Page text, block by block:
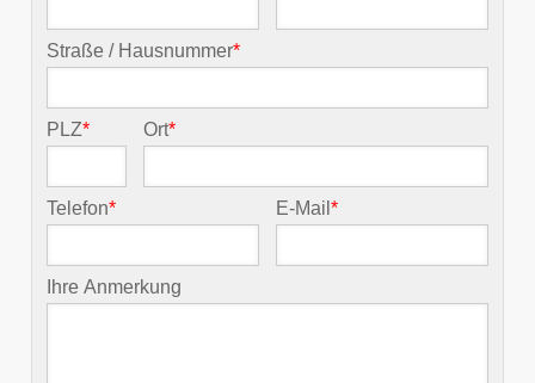
Straße / Hausnummer*
PLZ* Ort*
Telefon* E-Mail*
Ihre Anmerkung